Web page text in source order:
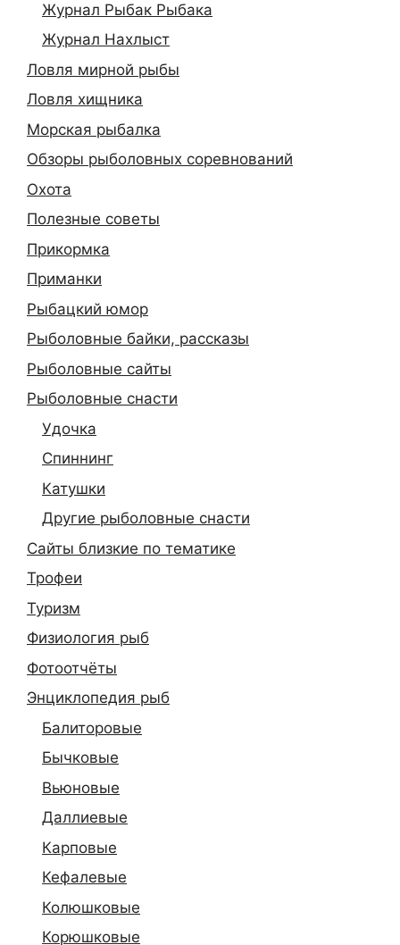
Журнал Рыбак Рыбака
Журнал Нахлыст
Ловля мирной рыбы
Ловля хищника
Морская рыбалка
Обзоры рыболовных соревнований
Охота
Полезные советы
Прикормка
Приманки
Рыбацкий юмор
Рыболовные байки, рассказы
Рыболовные сайты
Рыболовные снасти
Удочка
Спиннинг
Катушки
Другие рыболовные снасти
Сайты близкие по тематике
Трофеи
Туризм
Физиология рыб
Фотоотчёты
Энциклопедия рыб
Балиторовые
Бычковые
Вьюновые
Даллиевые
Карповые
Кефалевые
Колюшковые
Корюшковые